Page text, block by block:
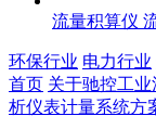
流量积算仪
环保行业 电力行业
首页 关于驰控工业
析仪表计量系统方